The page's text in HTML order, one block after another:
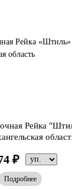
Рейка
₽
Подробнее